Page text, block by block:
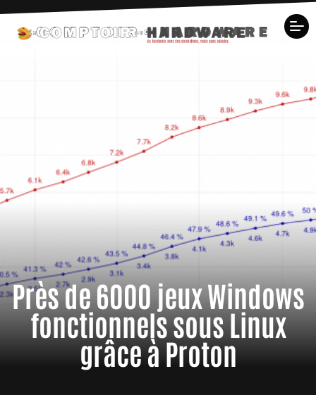
Près de 6000 jeux Windows
fonctionnels sous Linux
grâce à Proton